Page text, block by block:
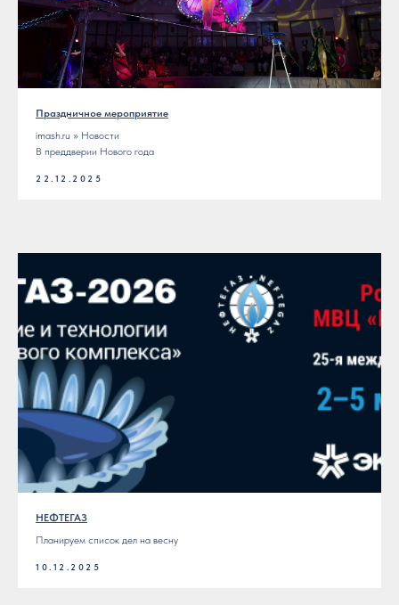
Праздничное мероприятие
imash.ru » Новости
В преддверии Нового года
22.12.2025
НЕФТЕГАЗ
Планируем список дел на весну
10.12.2025